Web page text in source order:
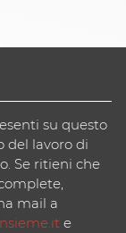
su questo
del lavoro di
Se ritieni che
mail a
e